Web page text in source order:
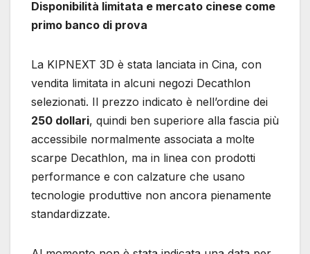
Disponibilità limitata e mercato cinese come
primo banco di prova
La KIPNEXT 3D è stata lanciata in Cina, con
vendita limitata in alcuni negozi Decathlon
selezionati. Il prezzo indicato è nell’ordine dei
250 dollari, quindi ben superiore alla fascia più
accessibile normalmente associata a molte
scarpe Decathlon, ma in linea con prodotti
performance e con calzature che usano
tecnologie produttive non ancora pienamente
standardizzate.